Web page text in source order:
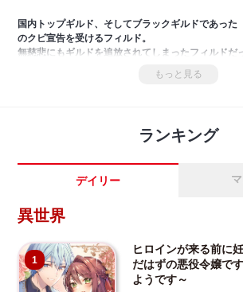
国内トップギルド、そしてブラックギルドであった
のクビ宣告を受けるフィルド。
無慈悲にもギルドを追放されてしまったフィルドだ
ター《経験値分配能力者》のスキルの効果で自身の
昇を見せ、大陸随一の実力者に成り上がる。
譚が幕を開ける!!!
もっと見る
ランキング
デイリー
異世界
1
ヒロインが来る前に
だはずの悪役令嬢で
ようです～